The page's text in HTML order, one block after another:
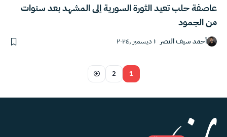
عاصفة حلب تعيد الثورة السورية إلى المشهد بعد سنوات
من الجمود
أحمد سيف النصر ١ ديسمبر ,٢٠٢٤
1
2